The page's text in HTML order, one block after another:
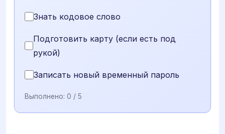
Знать кодовое слово
Подготовить карту (если есть под
рукой)
Записать новый временный пароль
Выполнено: 0 / 5